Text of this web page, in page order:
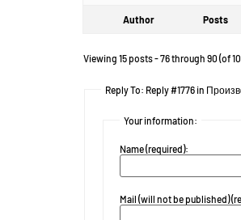
Author Posts
Viewing 15 posts - 76 through 90 (of
Reply To: Reply #1776 in
Your information:
Name (required):
Mail (will not be published)